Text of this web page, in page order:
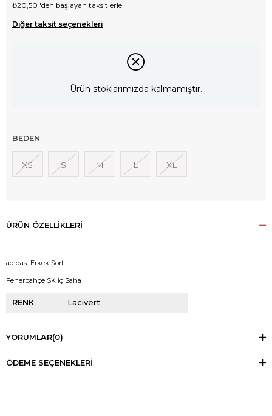
₺20,50 'den başlayan taksitlerle
Diğer taksit seçenekleri
Ürün stoklarımızda kalmamıştır.
BEDEN
XS S M L XL
ÜRÜN ÖZELLIKLERI
adidas Erkek Şort
Fenerbahçe SK İç Saha
RENK Lacivert
YORUMLAR(0)
ÖDEME SEÇENEKLERI